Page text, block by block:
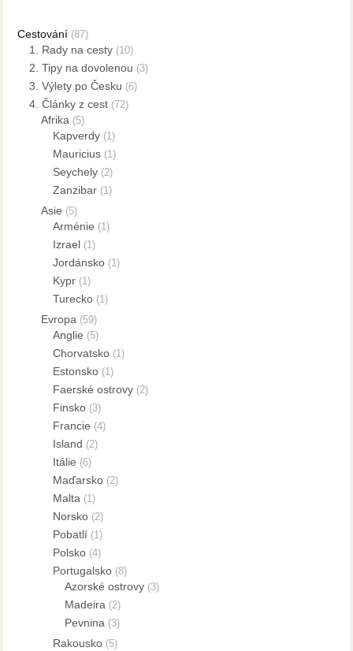
Cestování (87)
1. Rady na cesty (10)
2. Tipy na dovolenou (3)
3. Výlety po Česku (6)
4. Články z cest (72)
Afrika (5)
Kapverdy (1)
Mauricius (1)
Seychely (2)
Zanzibar (1)
Asie (5)
Arménie (1)
Izrael (1)
Jordánsko (1)
Kypr (1)
Turecko (1)
Evropa (59)
Anglie (5)
Chorvatsko (1)
Estonsko (1)
Faerské ostrovy (2)
Finsko (3)
Francie (4)
Island (2)
Itálie (6)
Maďarsko (2)
Malta (1)
Norsko (2)
Pobatlí (1)
Polsko (4)
Portugalsko (8)
Azorské ostrovy (3)
Madeira (2)
Pevnina (3)
Rakousko (5)